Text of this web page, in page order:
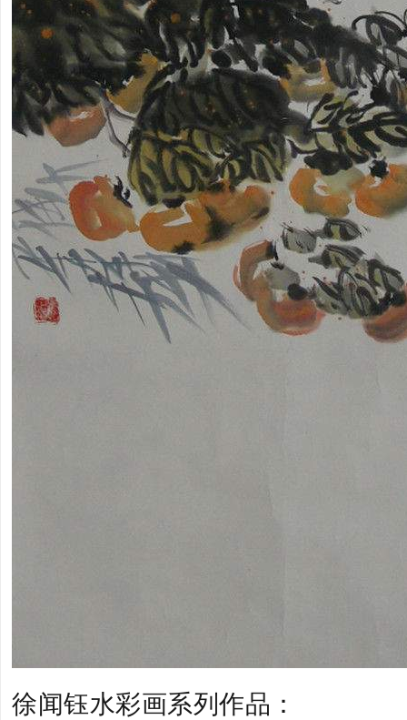
徐闻钰水彩画系列作品：